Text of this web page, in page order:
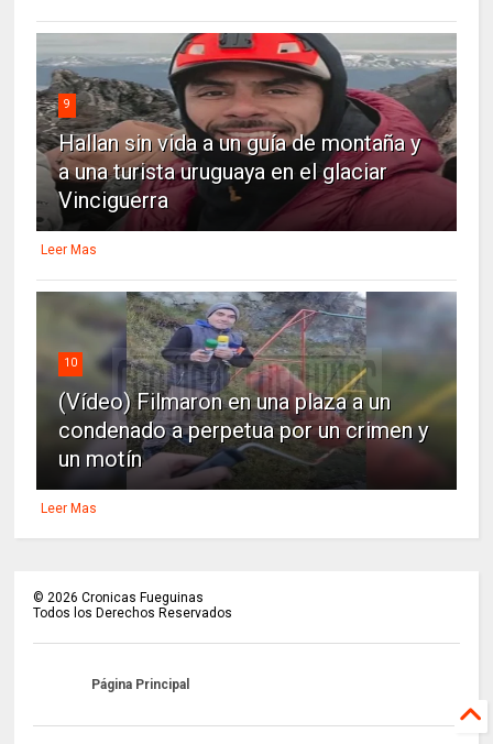
9
Hallan sin vida a un guía de montaña y
a una turista uruguaya en el glaciar
Vinciguerra
Leer Mas
10
(Vídeo) Filmaron en una plaza a un
condenado a perpetua por un crimen y
un motín
Leer Mas
© 2026 Cronicas Fueguinas
Todos los Derechos Reservados
Página Principal